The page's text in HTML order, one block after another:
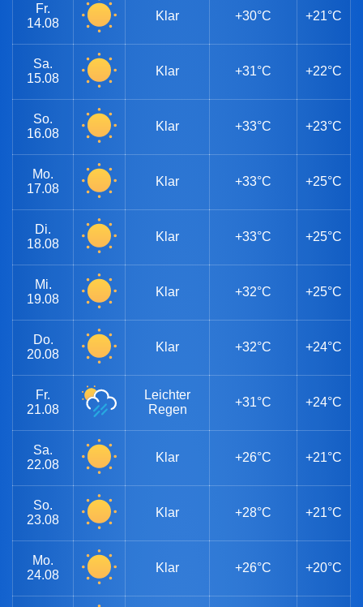
Fr.
14.08
Klar +30°C +21°C
Sa.
15.08
Klar +31°C +22°C
So.
16.08
Klar +33°C +23°C
Mo.
17.08
Klar +33°C +25°C
Di.
18.08
Klar +33°C +25°C
Mi.
19.08
Klar +32°C +25°C
Do.
20.08
Klar +32°C +24°C
Fr.
21.08
Leichter
Regen
+31°C +24°C
Sa.
22.08
Klar +26°C +21°C
So.
23.08
Klar +28°C +21°C
Mo.
24.08
Klar +26°C +20°C